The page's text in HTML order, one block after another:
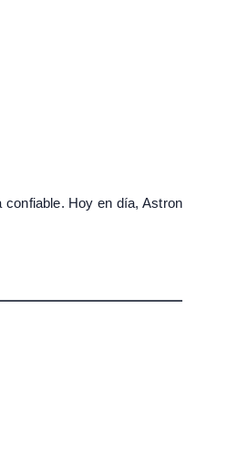
confiable. Hoy en día, Astron